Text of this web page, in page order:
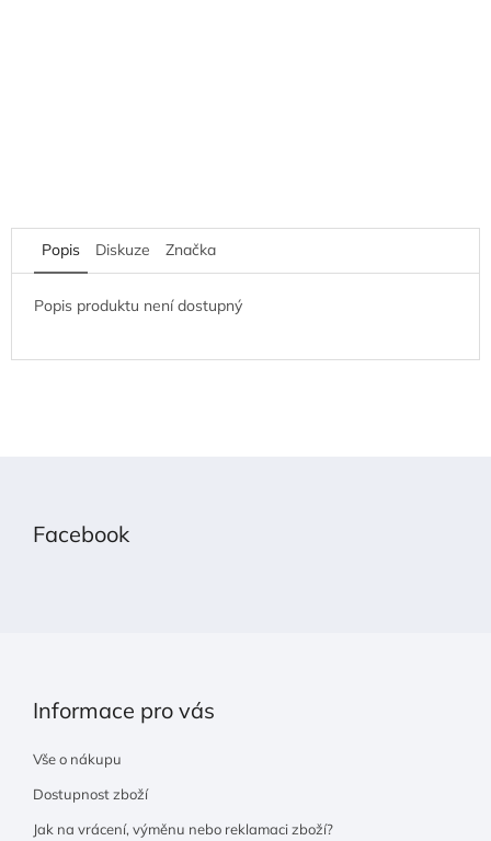
Popis Diskuze Značka
Popis produktu není dostupný
Facebook
Informace pro vás
Vše o nákupu
Dostupnost zboží
Jak na vrácení, výměnu nebo reklamaci zboží?